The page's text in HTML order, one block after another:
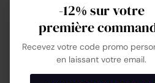
-12% sur votre
première
Recevez votre code promo
en laissant votre email.